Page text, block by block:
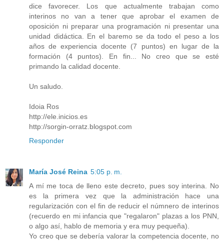
dice favorecer. Los que actualmente trabajan como
interinos no van a tener que aprobar el examen de
oposición ni preparar una programación ni presentar una
unidad didáctica. En el baremo se da todo el peso a los
años de experiencia docente (7 puntos) en lugar de la
formación (4 puntos). En fin... No creo que se esté
primando la calidad docente.
Un saludo.
Idoia Ros
http://ele.inicios.es
http://sorgin-orratz.blogspot.com
Responder
María José Reina 5:05 p. m.
A mí me toca de lleno este decreto, pues soy interina. No
es la primera vez que la administración hace una
regularización con el fin de reducir el númnero de interinos
(recuerdo en mi infancia que "regalaron" plazas a los PNN,
o algo así, hablo de memoria y era muy pequeña).
Yo creo que se debería valorar la competencia docente, no